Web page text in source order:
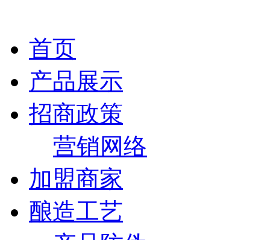
首页
产品展示
招商政策
营销网络
加盟商家
酿造工艺